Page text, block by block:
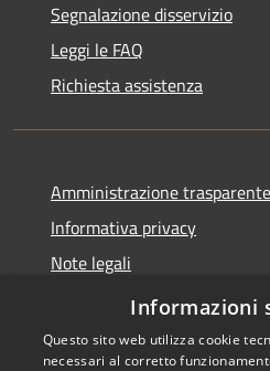
Segnalazione disservizio
Leggi le FAQ
Richiesta assistenza
Amministrazione trasparente
Informativa privacy
Note legali
Dichiarazione di accessibilità
Informazioni
Questo sito web utilizza cookie
necessari al corretto